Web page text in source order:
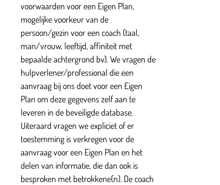
voorwaarden voor een Eigen Plan,
mogelijke voorkeur van de
persoon/gezin voor een coach (taal,
man/vrouw, leeftijd, affiniteit met
bepaalde achtergrond bv). We vragen de
hulpverlener/professional die een
aanvraag bij ons doet voor een Eigen
Plan om deze gegevens zelf aan te
leveren in de beveiligde database.
Uiteraard vragen we expliciet of er
toestemming is verkregen voor de
aanvraag voor een Eigen Plan en het
delen van informatie, die dan ook is
besproken met betrokkene(n). De coach